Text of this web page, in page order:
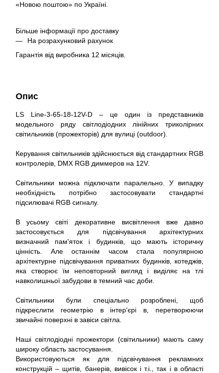
«Новою поштою» по Україні.
Більше інформації про доставку
На розрахунковий рахунок
Гарантія від виробника 12 місяців.
Опис
LS Line-3-65-18-12V-D – це один із представників
модельного ряду світлодіодних лінійних триколірних
світильників (прожекторів) для вулиці (outdoor).
Керування світильників здійснюється від стандартних RGB
контролерів, DMX RGB диммеров на 12V.
Світильники можна підключати паралельно. У випадку
необхідність потрібно застосовувати стандартні
підсилювачі RGB сигналу.
В усьому світі декоративне висвітлення вже давно
застосовується для підсвічування архітектурних
визначний пам'яток і будинків, що мають історичну
цінність. Але останнім часом стала популярною
архітектурне підсвічування приватних будинків, котеджів,
яка створює їм неповторний вигляд і виділяє на тлі
навколишньої забудови в темний час доби.
Світильники були спеціально розроблені, щоб
підкреслити геометрію в інтер'єрі в, перетворюючи
звичайні поверхні в завіси світла.
Наші світлодіодні прожектори (світильники) мають саму
широку область застосування.
Використовуються як для підсвічування рекламних
конструкцій – щитів, банерів, вивісок і т.і., так і в області